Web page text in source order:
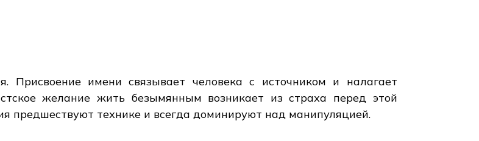
Присвоение имени связывает человека с источником и налагает
желание жить безымянным возникает из страха перед этой
предшествуют технике и всегда доминируют над манипуляцией.